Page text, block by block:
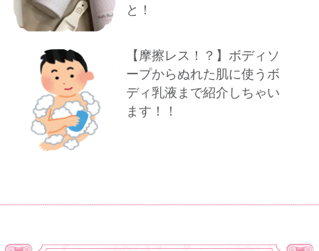
と！
【摩擦レス！？】ボディソ
ープからぬれた肌に使うボ
ディ乳液まで紹介しちゃい
ます！！